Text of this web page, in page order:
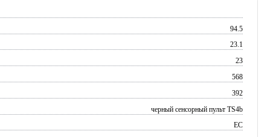
94.5
23.1
23
568
392
черный сенсорный пульт TS4b
EC